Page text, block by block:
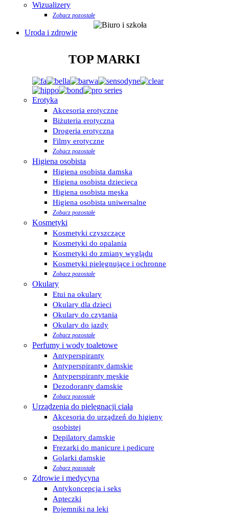
Wizualizery
Zobacz pozostałe
Uroda i zdrowie
TOP MARKI
Erotyka
Akcesoria erotyczne
Biżuteria erotyczna
Drogeria erotyczna
Filmy erotyczne
Zobacz pozostałe
Higiena osobista
Higiena osobista damska
Higiena osobista dziecięca
Higiena osobista męska
Higiena osobista uniwersalne
Zobacz pozostałe
Kosmetyki
Kosmetyki czyszczące
Kosmetyki do opalania
Kosmetyki do zmiany wyglądu
Kosmetyki pielęgnujące i ochronne
Zobacz pozostałe
Okulary
Etui na okulary
Okulary dla dzieci
Okulary do czytania
Okulary do jazdy
Zobacz pozostałe
Perfumy i wody toaletowe
Antyperspiranty
Antyperspiranty damskie
Antyperspiranty męskie
Dezodoranty damskie
Zobacz pozostałe
Urządzenia do pielęgnacji ciała
Akcesoria do urządzeń do higieny
osobistej
Depilatory damskie
Frezarki do manicure i pedicure
Golarki damskie
Zobacz pozostałe
Zdrowie i medycyna
Antykoncepcja i seks
Apteczki
Pojemniki na leki